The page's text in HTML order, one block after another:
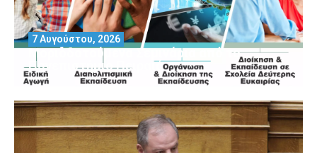
Μοριοδοτούμενα Σεμινάρια από το
Πανεπιστήμιο Πειραιά
7 Αυγούστου, 2026